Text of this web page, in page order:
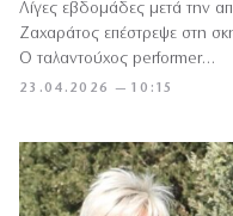
23.04.2026 — 10:15
Λίγες εβδομάδες μετά την
Ζαχαράτος επέστρεψε στη
Ο ταλαντούχος performer…